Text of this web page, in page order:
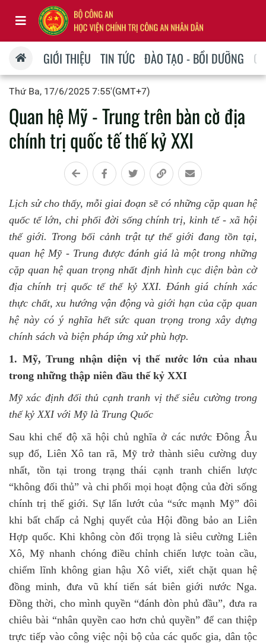
GIỚI THIỆU TIN TỨC ĐÀO TẠO - BỒI DƯỠNG
Thứ Ba, 17/6/2025 7:55'(GMT+7)
Quan hệ Mỹ - Trung trên bàn cờ địa
chính trị quốc tế thế kỷ XXI
Lịch sửcho thấy, mỗi giai đoạn sẽ có những cặp quan hệ
quốc tế lớn, chi phối đời sống chính trị, kinh tế - xã hội
thế giới. Trong bối cảnh trật tự thế giới đang tồn tại,
quan hệ Mỹ - Trung được đánh giá là một trong những
cặp quan hệ quan trọng nhấtđịnh hình cục diện bàn cờ
địa chính trị quốc tế thế kỷ XXI. Đánh giá chính xác
thực chất, xu hướng vận động và giới hạn của cặp quan
hệ này có ý nghĩa hết sức quan trọng trong xây dựng
chính sách và biện pháp ứng xử phù hợp.
1. Mỹ, Trung nhận diện vị thế nước lớn của nhau
trong những thập niên đầu thế kỷ XXI
Mỹ xác định đối thủ cạnh tranh vị thế siêu cường trong
thế kỷ XXI với Mỹ là Trung Quốc
Sau khi chế độ xã hội chủ nghĩa ở các nước Đông Âu
sụp đổ, Liên Xô tan rã, Mỹ trở thành siêu cường duy
nhất, tồn tại trong trạng thái cạnh tranh chiến lược
“không đối thủ” và chi phối mọi hoạt động của đời sống
chính trị thế giới. Sự lấn lướt của “sức mạnh Mỹ” đôi
khi bất chấp cả Nghị quyết của Hội đồng bảo an Liên
Hợp quốc. Khi không còn đối trọng là siêu cường Liên
Xô, Mỹ nhanh chóng điều chỉnh chiến lược toàn cầu,
chiếm lĩnh không gian hậu Xô viết, xiết chặt quan hệ
đồng minh, đưa vũ khí tiến sát biên giới nước Nga.
Đồng thời, cho mình quyền “đánh đòn phủ đầu”, đưa ra
chiêu bài “nhân quyền cao hơn chủ quyền” để can thiệp
trực tiếp vào công việc nội bộ của các quốc gia, dân tộc